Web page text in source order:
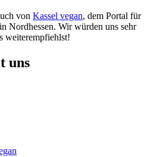
von Kassel vegan, dem Portal für
Nordhessen. Wir würden uns sehr
weiterempfiehlst!
uns